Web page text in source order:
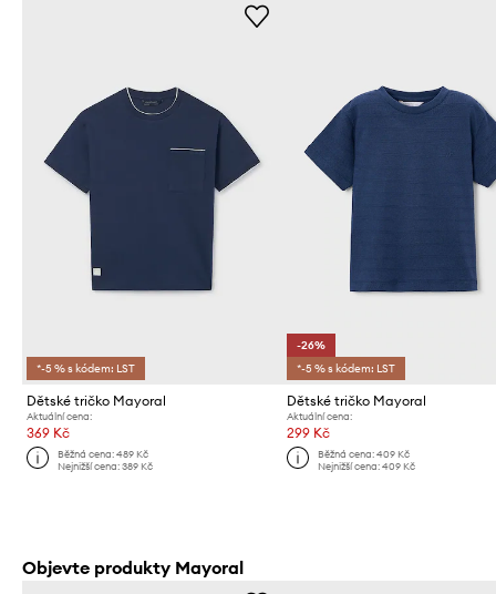
*-5 % s kódem: LST
Dětské tričko Mayoral
Aktuální cena:
369 Kč
Běžná cena:489 Kč
Nejnižší cena:389 Kč
-26%
*-5 % s kódem: LST
Dětské tričko Mayoral
Aktuální cena:
299 Kč
Běžná cena: 409 Kč
Nejnižší cena: 409 Kč
Objevte produkty Mayoral